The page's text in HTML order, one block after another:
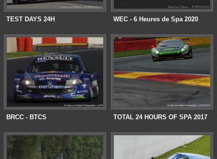
TEST DAYS 24H WEC - 6 Heures de Spa 2020
BRCC - BTCS TOTAL 24 HOURS OF SPA 2017